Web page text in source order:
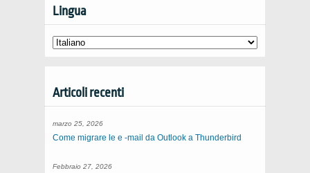
Lingua
Articoli recenti
marzo 25, 2026
Come migrare le e -mail da Outlook a Thunderbird
Febbraio 27, 2026